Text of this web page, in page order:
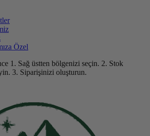
Özel
1. Sağ üstten bölgenizi seçin. 2. Stok
3. Siparişinizi oluşturun.